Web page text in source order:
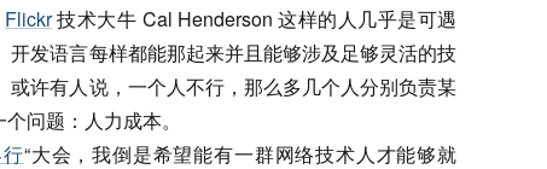
Flickr技术大牛 Cal Henderson 这样的人几乎是可遇
发语言每样都能那起来并且能够涉及足够灵活的技
许有人说，一个人不行，那么多几个人分别负责某
问题：人力成本。
“大会，我倒是希望能有一群网络技术人才能够就